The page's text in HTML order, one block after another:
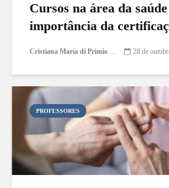
Cursos na área da
importância da
28 de
PROFESSORES